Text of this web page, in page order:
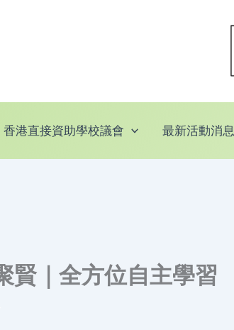
香港直接資助學校議會 最新活動消息
賢｜全方位自主學習